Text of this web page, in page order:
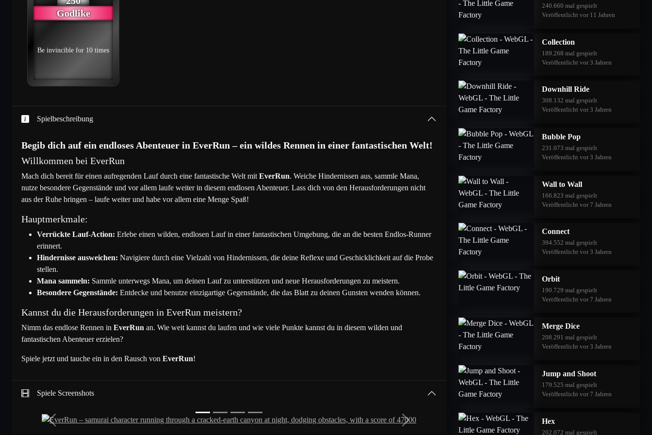
8254
22 7054 2023/09/16
25 6874 Rockin Roll
6581 Fred Feuerstein 2023/09/16
27 6456 Party Starty 2023/09/16
28 5654 Purple Power Peach 2023/09/16
29 5549 Mister Magic 2023/09/16
30 5546 realGronkh
31
5456 Heidi Klum Bum 2023/09/16
Godlike
Be invincible for 10 times
Spielbeschreibung
Begib dich auf ein endloses Abenteuer in EverRun – ein wildes Rennen in einer fantastischen Welt!
Willkommen bei EverRun
Mach dich bereit für einen aufregenden Lauf durch eine fantastische Welt mit EverRun. Weiche Hindernissen aus, sammle Mana,
nutze besondere Gegenstände und vor allem laufe weiter in diesem endlosen Abenteuer. Lass dich von den Herausforderungen nicht
aus der Ruhe bringen – laufe weiter und habe vor allem eine Menge Spaß!
Hauptmerkmale:
Verrückte Lauf-Action: Erlebe einen wilden, endlosen Lauf in einer fantastischen Umgebung, die an die besten Endlos-Runner
erinnert.
Hindernisse ausweichen: Navigiere durch eine Vielzahl von Hindernissen, die deine Reflexe und Geschicklichkeit auf die Probe
stellen.
Mana sammeln: Sammle unterwegs Mana, um deinen Lauf zu unterstützen und neue Herausforderungen zu meistern.
Besondere Gegenstände: Entdecke und benutze einzigartige Gegenstände, die das Blatt zu deinen Gunsten wenden können.
Kannst du die Herausforderungen in EverRun meistern?
Nimm das endlose Rennen in EverRun an. Wie weit kannst du laufen und wie viele Punkte kannst du in diesem wilden und
fantastischen Abenteuer erzielen?
Spiele jetzt und tauche ein in den Rausch von EverRun!
Spiele Screenshots
Previous Next
240.660 mal gespielt
Veröffentlicht vor 11 Jahren
Collection
189.268 mal gespielt
Veröffentlicht vor 3 Jahren
Downhill Ride
308.132 mal gespielt
Veröffentlicht vor 3 Jahren
Bubble Pop
231.073 mal gespielt
Veröffentlicht vor 3 Jahren
Wall to Wall
166.823 mal gespielt
Veröffentlicht vor 7 Jahren
Connect
394.552 mal gespielt
Veröffentlicht vor 3 Jahren
Orbit
190.729 mal gespielt
Veröffentlicht vor 7 Jahren
Merge Dice
208.291 mal gespielt
Veröffentlicht vor 3 Jahren
Jump and Shoot
179.525 mal gespielt
Veröffentlicht vor 7 Jahren
Hex
202.072 mal gespielt